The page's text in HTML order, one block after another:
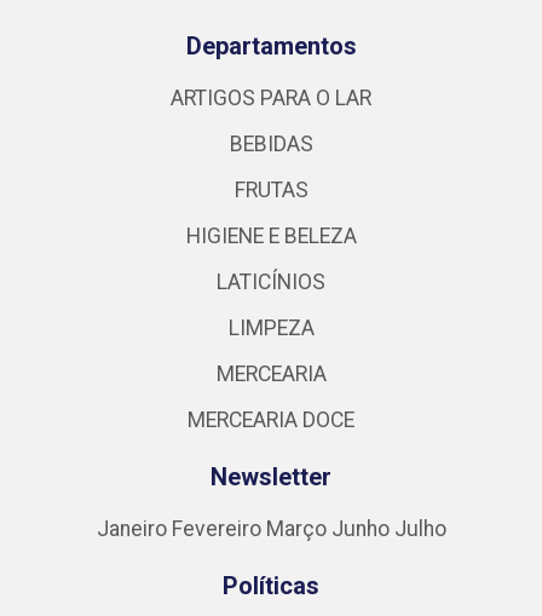
Departamentos
ARTIGOS PARA O LAR
BEBIDAS
FRUTAS
HIGIENE E BELEZA
LATICÍNIOS
LIMPEZA
MERCEARIA
MERCEARIA DOCE
Newsletter
Janeiro Fevereiro Março Junho Julho
Políticas